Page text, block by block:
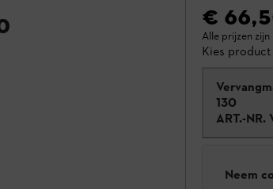
€
Alle prijzen
Kies product
130
ART.-NR.
Neem